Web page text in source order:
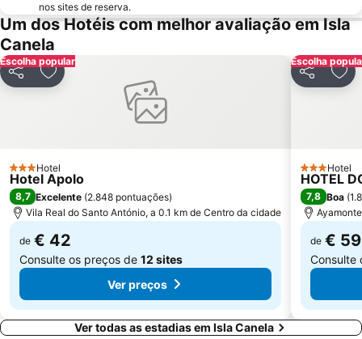
Cabeço Beach
Urbasur
Golf El Rompido
Centro Comercial y de Ocio Islantilla
Puerto Marina El Rompido
Adão e Eva Beach
Igreja de Nossa Senhora da Luz
Arquivo Histórico Municipal de Vila Real de Santo António
nos sites de reserva.
Um dos Hotéis com melhor avaliação em Isla
Canela
Escolha popular
PartilharAdicionar aos favoritos
3 Estrelas
Hotel
Hotel Apolo
8,7 Excelente (2.848 pontuações)
Vila Real do Santo António, a 0.1 km de Centro da cidade
de € 42
Consulte os preços de 12 sites
Ver preços
Escolha
Partilhar
3 Estrelas
Hotel
HOTEL
7,8 Boa (
de € 59
Consulte
Ver todas as estadias em Isla Canela